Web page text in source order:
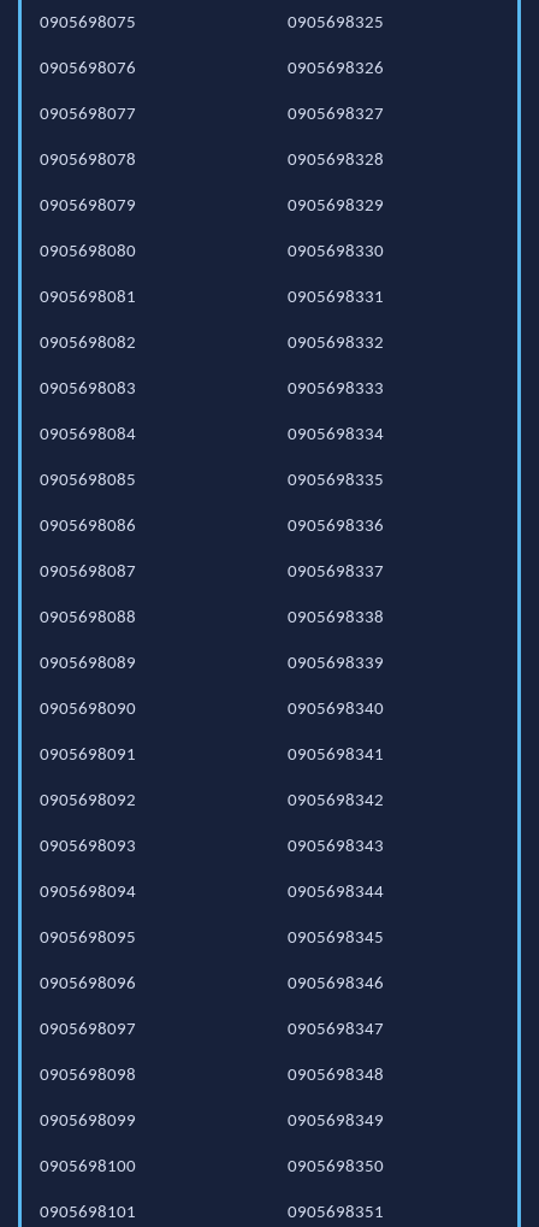
0905698075
0905698076
0905698077
0905698078
0905698079
0905698080
0905698081
0905698082
0905698083
0905698084
0905698085
0905698086
0905698087
0905698088
0905698089
0905698090
0905698091
0905698092
0905698093
0905698094
0905698095
0905698096
0905698097
0905698098
0905698099
0905698100
0905698101
0905698325
0905698326
0905698327
0905698328
0905698329
0905698330
0905698331
0905698332
0905698333
0905698334
0905698335
0905698336
0905698337
0905698338
0905698339
0905698340
0905698341
0905698342
0905698343
0905698344
0905698345
0905698346
0905698347
0905698348
0905698349
0905698350
0905698351